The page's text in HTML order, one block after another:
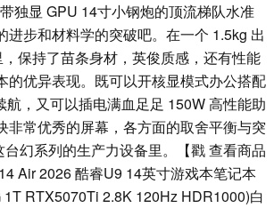
独显 GPU 14寸小钢炮的顶流梯队水准
进步和材料学的突破吧。在一个 1.5kg 出
保持了苗条身材，英俊质感，还有性能
的优异表现。既可以开核显模式办公搭配
航，又可以插电满血足足 150W 高性能助
非常优秀的屏幕，各方面的取舍平衡与突
幻系列的生产力设备里。【戳 查看商品
Air 2026 酷睿U9 14英寸游戏本笔记本
RTX5070Ti 2.8K 120Hz HDR1000)白